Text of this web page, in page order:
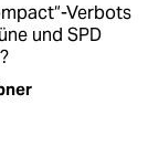
Verbots
und SPD